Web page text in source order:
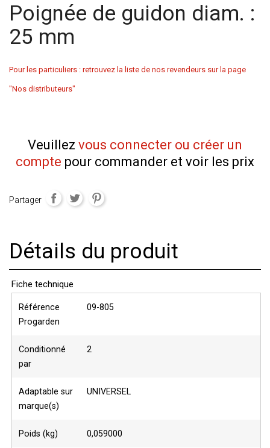
Poignée de guidon diam. :
25 mm
Pour les particuliers : retrouvez la liste de nos revendeurs sur la page
"Nos distributeurs"
Veuillez vous connecter ou créer un
compte pour commander et voir les prix
Partager
Détails du produit
Fiche technique
Référence
Progarden
09-805
Conditionné
par
2
Adaptable sur
marque(s)
UNIVERSEL
Poids (kg) 0,059000